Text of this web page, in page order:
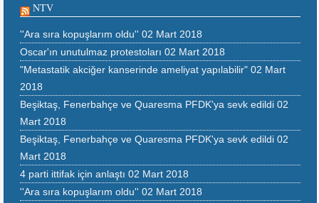
NTV
''Ara sıra kopuşlarım oldu'' 02 Mart 2018
Oscar'ın unutulmaz protestoları 02 Mart 2018
"Metastatik akciğer kanserinde ameliyat yapılabilir" 02 Mart
2018
Beşiktaş, Fenerbahçe ve Quaresma PFDK'ya sevk edildi 02
Mart 2018
Beşiktaş, Fenerbahçe ve Quaresma PFDK'ya sevk edildi 02
Mart 2018
4 parti ittifak için anlaştı 02 Mart 2018
''Ara sıra kopuşlarım oldu'' 02 Mart 2018